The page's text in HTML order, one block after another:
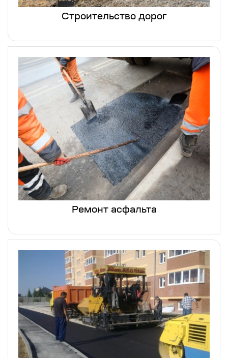
Строительство дорог
Ремонт асфальта